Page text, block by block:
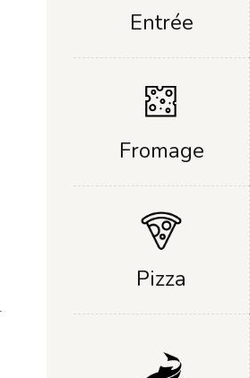
Entrée
Fromage
Pizza